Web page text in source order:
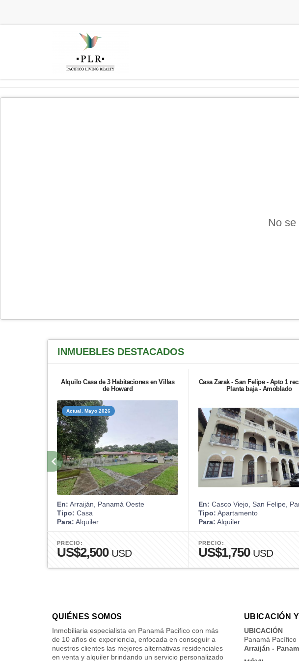
No se
INMUEBLES DESTACADOS
Alquilo Casa de 3 Habitaciones en Villas
de Howard
Actual. Mayo 2026
En: Arraiján, Panamá Oeste
Tipo: Casa
Para: Alquiler
PRECIO:
US$2,500 USD
Casa Zarak - San Felipe - Apto 1
Planta baja - Amoblado
En: Casco Viejo, San Felipe,
Tipo: Apartamento
Para: Alquiler
PRECIO:
US$1,750 USD
QUIÉNES SOMOS
Inmobiliaria especialista en Panamá Pacifico con más
de 10 años de experiencia, enfocada en conseguir a
nuestros clientes las mejores alternativas residenciales
en venta y alquiler brindando un servicio personalizado
UBICACIÓN
UBICACIÓN
Panamá Pacífico
Arraiján -